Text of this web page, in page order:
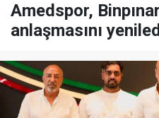
Amedspor,
anlaşmasını